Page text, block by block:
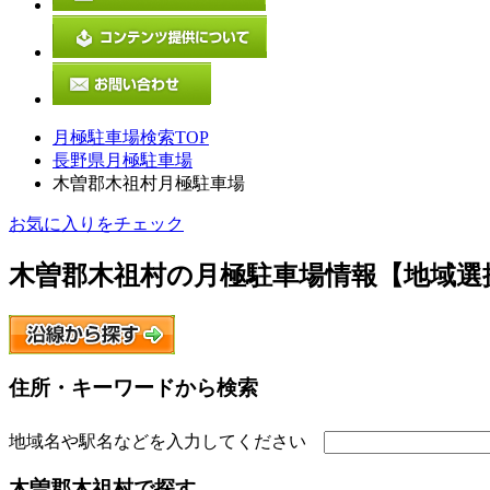
月極駐車場検索TOP
長野県月極駐車場
木曽郡木祖村月極駐車場
お気に入りをチェック
木曽郡木祖村の月極駐車場情報【地域選
住所・キーワードから検索
地域名や駅名などを入力してください